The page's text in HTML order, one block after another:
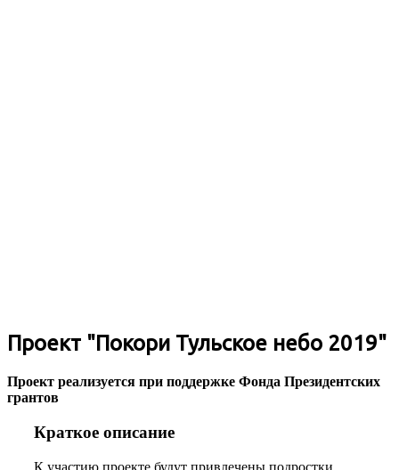
Проект "Покори Тульское небо 2019"
Проект реализуется при поддержке Фонда Президентских
грантов
Краткое описание
К участию проекте будут привлечены подростки